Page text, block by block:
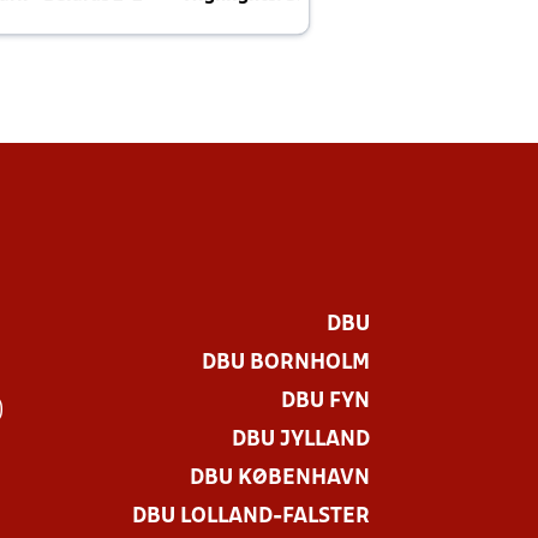
DBU
DBU BORNHOLM
DBU FYN
DBU JYLLAND
DBU KØBENHAVN
DBU LOLLAND-FALSTER